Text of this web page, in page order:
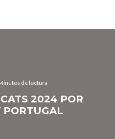
de lectura
2024 POR
PORTUGAL